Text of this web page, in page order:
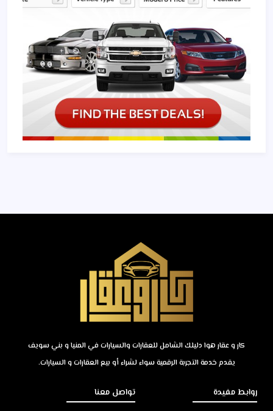
كار و عقار هوا دليلك الشامل للعقارات والسيارات في المنيا و بني سويف
يقدم خدمة التجربة الرقمية سواء لشراء أو بيع العقارات و السيارات.
روابط مفيدة تواصل معنا